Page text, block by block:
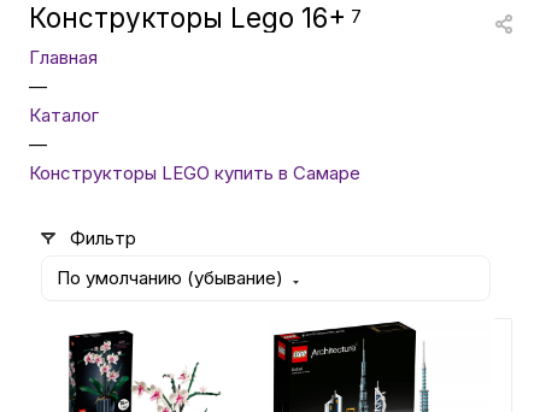
Умные кольца
Туризм и отдых
Фототехника
ТВ и проекторы
Конструкторы Lego 16+ 7
Главная
—
Каталог
—
Конструкторы LEGO купить в Самаре
Фильтр
По умолчанию (убывание)
6 490₽
Конструктор LEGO Creator -
12 900
Конструктор LEGO